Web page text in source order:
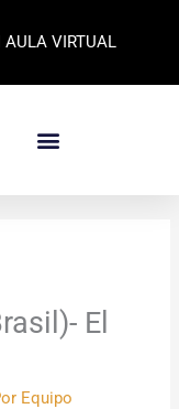
AULA VIRTUAL
El
Equipo